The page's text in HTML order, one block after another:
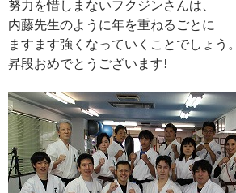
努力を惜しまないフクジンさんは、
内藤先生のように年を重ねるごとに
ますます強くなっていくことでしょう。
昇段おめでとうございます!